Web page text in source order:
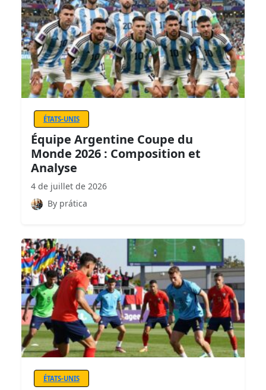
ÉTATS-UNIS
Équipe Argentine Coupe du
Monde 2026 : Composition et
Analyse
4 de juillet de 2026
By prática
ÉTATS-UNIS